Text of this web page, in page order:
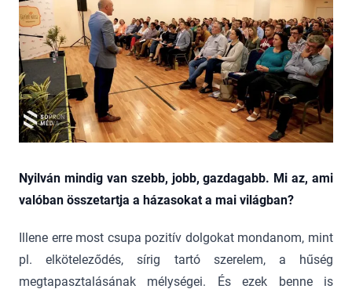
Nyilván mindig van szebb, jobb, gazdagabb. Mi az, ami
valóban összetartja a házasokat a mai világban?
Illene erre most csupa pozitív dolgokat mondanom, mint
pl. elköteleződés, sírig tartó szerelem, a hűség
megtapasztalásának mélységei. És ezek benne is